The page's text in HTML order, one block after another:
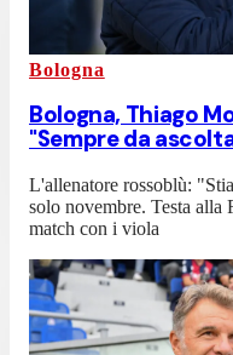
Bologna
Bologna, Thiago
"Sempre da
L'allenatore rossoblù:
solo novembre. Testa alla
match con i viola